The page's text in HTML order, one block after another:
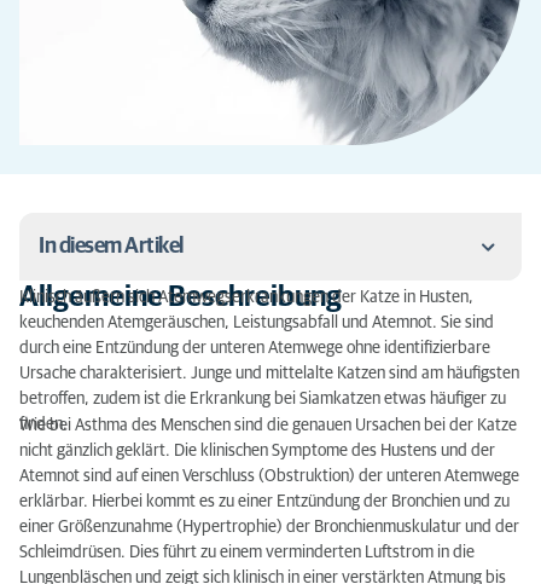
In diesem Artikel
Allgemeine Beschreibung
Symptome
Diagnostik
Therapie
Wann sollte man den Tierarzt kontaktieren?
Allgemeine Beschreibung
Klinisch äußern sich Atemwegserkrankungen der Katze in Husten,
keuchenden Atemgeräuschen, Leistungsabfall und Atemnot. Sie sind
durch eine Entzündung der unteren Atemwege ohne identifizierbare
Ursache charakterisiert. Junge und mittelalte Katzen sind am häufigsten
betroffen, zudem ist die Erkrankung bei Siamkatzen etwas häufiger zu
finden.
Wie bei Asthma des Menschen sind die genauen Ursachen bei der Katze
nicht gänzlich geklärt. Die klinischen Symptome des Hustens und der
Atemnot sind auf einen Verschluss (Obstruktion) der unteren Atemwege
erklärbar. Hierbei kommt es zu einer Entzündung der Bronchien und zu
einer Größenzunahme (Hypertrophie) der Bronchienmuskulatur und der
Schleimdrüsen. Dies führt zu einem verminderten Luftstrom in die
Lungenbläschen und zeigt sich klinisch in einer verstärkten Atmung bis